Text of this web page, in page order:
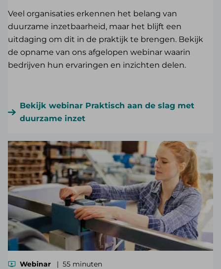
Veel organisaties erkennen het belang van
duurzame inzetbaarheid, maar het blijft een
uitdaging om dit in de praktijk te brengen. Bekijk
de opname van ons afgelopen webinar waarin
bedrijven hun ervaringen en inzichten delen.
Bekijk webinar Praktisch aan de slag met
duurzame inzet
Webinar 55 minuten